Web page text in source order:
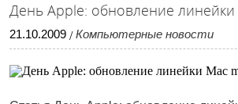
День Apple: обновление
21.10.2009 / Компьютерные новости